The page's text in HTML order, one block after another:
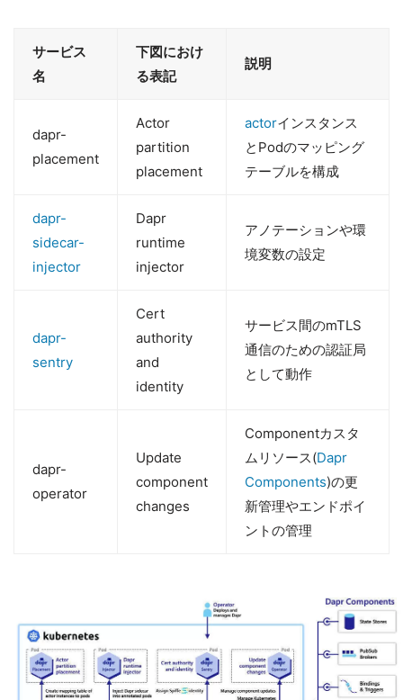
サービス
名
下図におけ
る表記
説明
dapr-
placement
Actor
partition
placement
actorインスタンス
とPodのマッピング
テーブルを構成
dapr-
sidecar-
injector
Dapr
runtime
injector
アノテーションや環
境変数の設定
dapr-
sentry
Cert
authority
and
identity
サービス間のmTLS
通信のための認証局
として動作
dapr-
operator
Update
component
changes
Componentカスタ
ムリソース(Dapr
Components)の更
新管理やエンドポイ
ントの管理